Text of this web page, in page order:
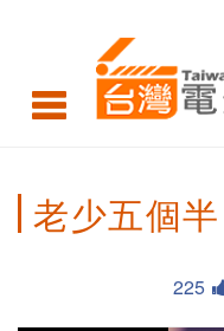
老少五個半
225